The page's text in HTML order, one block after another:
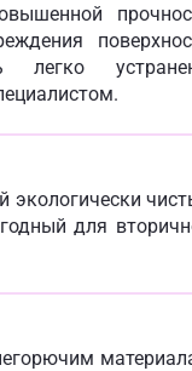
экологически
для